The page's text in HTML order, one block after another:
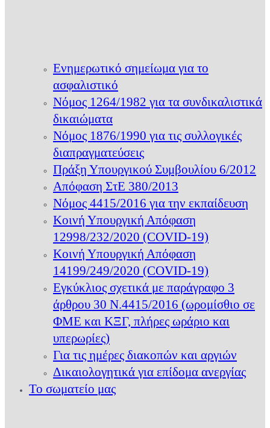
Ενημερωτικό σημείωμα για το
ασφαλιστικό
Νόμος 1264/1982 για τα συνδικαλιστικά
δικαιώματα
Νόμος 1876/1990 για τις συλλογικές
διαπραγματεύσεις
Πράξη Υπουργικού Συμβουλίου 6/2012
Απόφαση ΣτΕ 380/2013
Νόμος 4415/2016 για την εκπαίδευση
Κοινή Υπουργική Απόφαση
12998/232/2020 (COVID-19)
Κοινή Υπουργική Απόφαση
14199/249/2020 (COVID-19)
Εγκύκλιος σχετικά με παράγραφο 3
άρθρου 30 Ν.4415/2016 (ωρομίσθιο σε
ΦΜΕ και ΚΞΓ, πλήρες ωράριο και
υπερωρίες)
Για τις ημέρες διακοπών και αργιών
Δικαιολογητικά για επίδομα ανεργίας
Το σωματείο μας